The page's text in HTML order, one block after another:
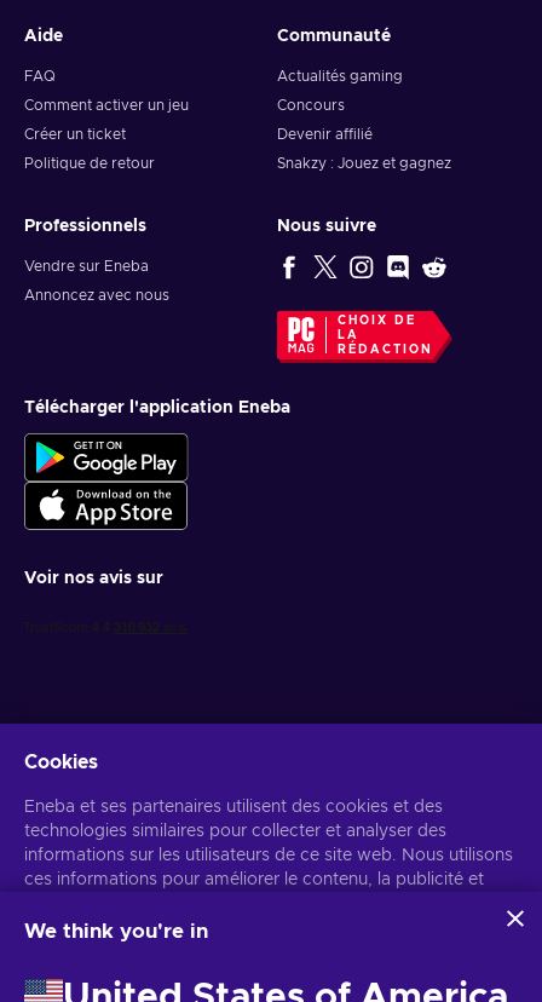
Aide
FAQ
Comment activer un jeu
Créer un ticket
Politique de retour
Communauté
Actualités gaming
Concours
Devenir affilié
Snakzy : Jouez et gagnez
Professionnels
Vendre sur Eneba
Annoncez avec nous
Nous suivre
CHOIX DE
LA
RÉDACTION
Télécharger l'application Eneba
Voir nos avis sur
S’abonner
Vous pouvez vous désabonner à tout moment. Consultez l'avis de
Cookies
Eneba et ses partenaires utilisent des cookies et des
technologies similaires pour collecter et analyser des
informations sur les utilisateurs de ce site web. Nous utilisons
ces informations pour améliorer le contenu, la publicité et
également être utilisées pour personnaliser les annonces.
l'utilisation de ces technologies par Eneba et ses partenaires.
We think you're in